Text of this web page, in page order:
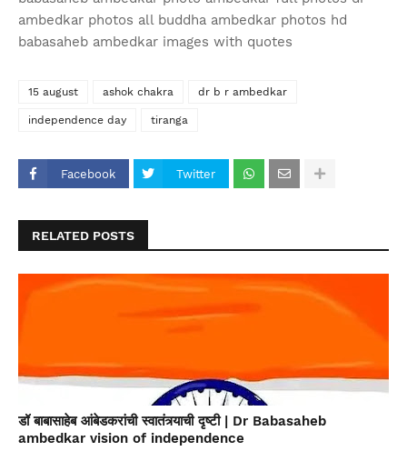
ambedkar photos all buddha ambedkar photos hd
babasaheb ambedkar images with quotes
15 august ashok chakra dr b r ambedkar
independence day tiranga
Facebook Twitter
RELATED POSTS
डॉ बाबासाहेब आंबेडकरांची स्वातंत्र्याची दृष्टी | Dr Babasaheb
ambedkar vision of independence